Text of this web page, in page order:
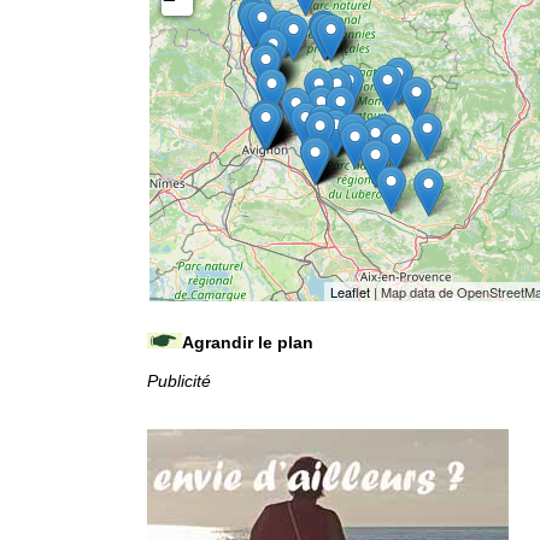
Leaflet| Map data de
Agrandir le plan
Publicité